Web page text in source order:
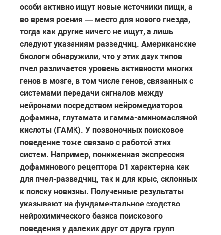
особи активно ищут новые источники пищи, а
во время роения — место для нового гнезда,
тогда как другие ничего не ищут, а лишь
следуют указаниям разведчиц. Американские
биологи обнаружили, что у этих двух типов
пчел различается уровень активности многих
генов в мозге, в том числе генов, связанных с
системами передачи сигналов между
нейронами посредством нейромедиаторов
дофамина, глутамата и гамма-аминомасляной
кислоты (ГАМК). У позвоночных поисковое
поведение тоже связано с работой этих
систем. Например, пониженная экспрессия
дофаминового рецептора D1 характерна как
для пчел-разведчиц, так и для крыс, склонных
к поиску новизны. Полученные результаты
указывают на фундаментальное сходство
нейрохимического базиса поискового
поведения у далеких друг от друга групп